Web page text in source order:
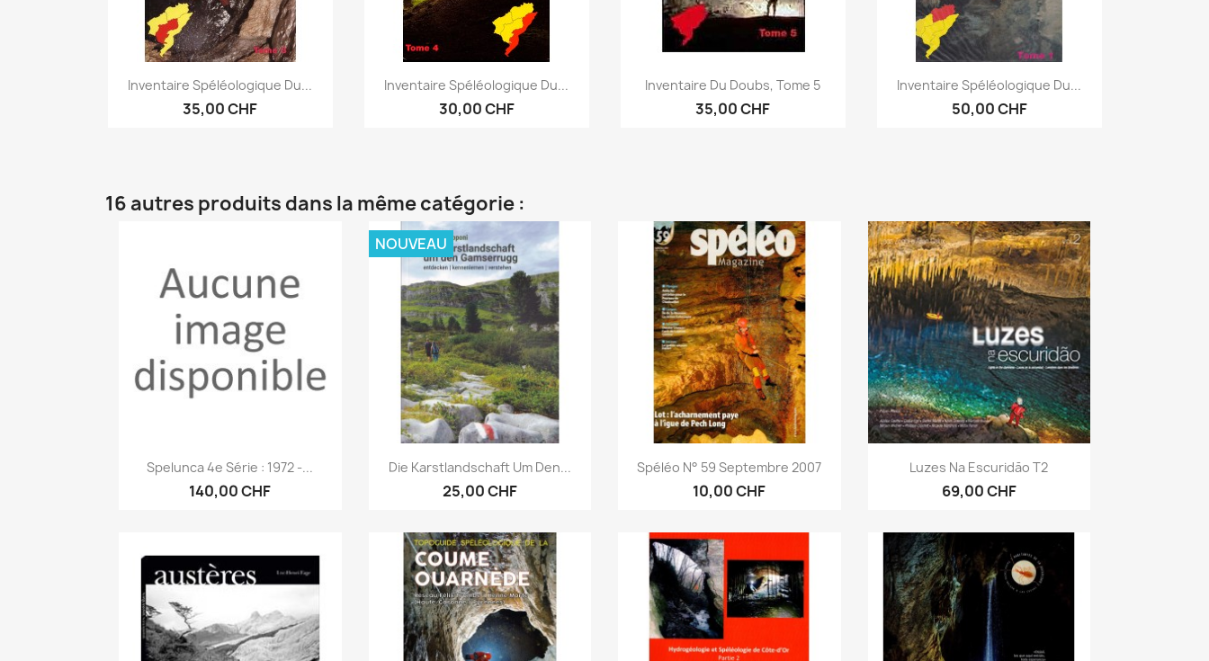
Aperçu rapide
Inventaire Spéléologique Du...
35,00 CHF
Aperçu rapide
Inventaire Spéléologique Du...
30,00 CHF
Aperçu rapide
Inventaire Du Doubs, Tome 5
35,00 CHF
Aperçu rapide
Inventaire Spéléologique Du...
50,00 CHF
16 autres produits dans la même catégorie :
Aperçu rapide
Spelunca 4e Série : 1972 -...
140,00 CHF
Aperçu rapide
Die Karstlandschaft Um Den...
25,00 CHF
NOUVEAU
Aperçu rapide
Spéléo N° 59 Septembre 2007
10,00 CHF
Aperçu rapide
Luzes Na Escuridāo T2
69,00 CHF